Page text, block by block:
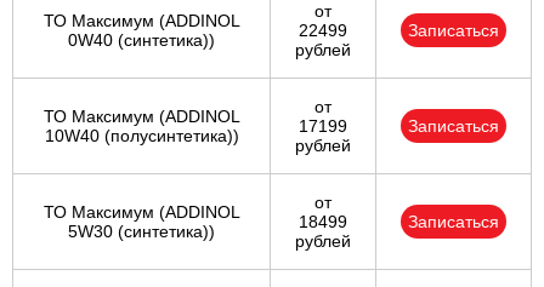
ТО Максимум (ADDINOL
0W40 (синтетика))
от
22499
рублей
Записаться
ТО Максимум (ADDINOL
10W40 (полусинтетика))
от
17199
рублей
Записаться
ТО Максимум (ADDINOL
5W30 (синтетика))
от
18499
рублей
Записаться